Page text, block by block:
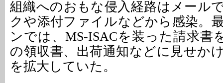
組織へのおもな侵入経路はメール
クや添付ファイルなどから感染。
ンでは、MS-ISACを装った請求書
の領収書、出荷通知などに見せか
を拡大していた。